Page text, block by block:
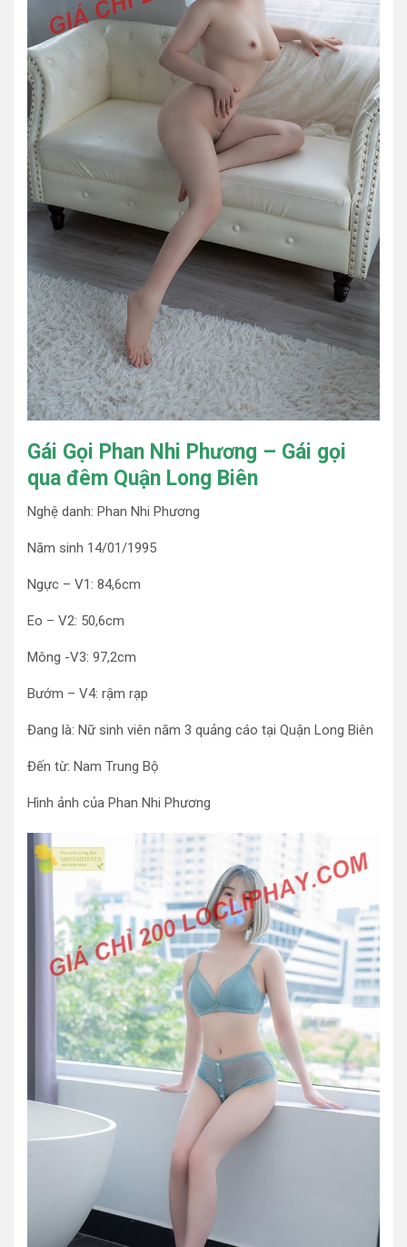
Gái Gọi Phan Nhi Phương – Gái gọi
qua đêm Quận Long Biên
Nghệ danh: Phan Nhi Phương
Năm sinh 14/01/1995
Ngực – V1: 84,6cm
Eo – V2: 50,6cm
Mông -V3: 97,2cm
Bướm – V4: rậm rạp
Đang là: Nữ sinh viên năm 3 quảng cáo tại Quận Long Biên
Đến từ: Nam Trung Bộ
Hình ảnh của Phan Nhi Phương